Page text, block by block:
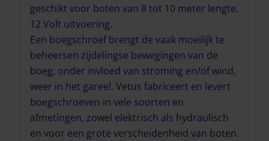
geschikt voor boten van 8 tot 10 meter lengte.
12 Volt uitvoering.
Een boegschroef brengt de vaak moeilijk te
beheersen zijdelingse bewegingen van de
boeg, onder invloed van stroming en/of wind,
weer in het gareel. Vetus fabriceert en levert
boegschroeven in vele soorten en
afmetingen, zowel elektrisch als hydraulisch
en voor een grote verscheidenheid van boten.